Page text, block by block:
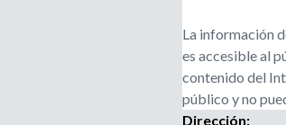
La información
es accesible al
contenido del
público y no
Dirección: